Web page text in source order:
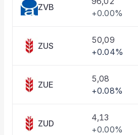
ZVB
+0.00%
ZUS
50,09
+0.04%
ZUE
5,08
+0.08%
ZUD
4,13
+0.00%